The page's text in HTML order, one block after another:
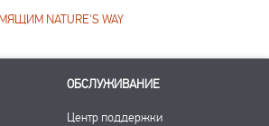
NATURE'S WAY
ОБСЛУЖИВАНИЕ
Центр поддержки